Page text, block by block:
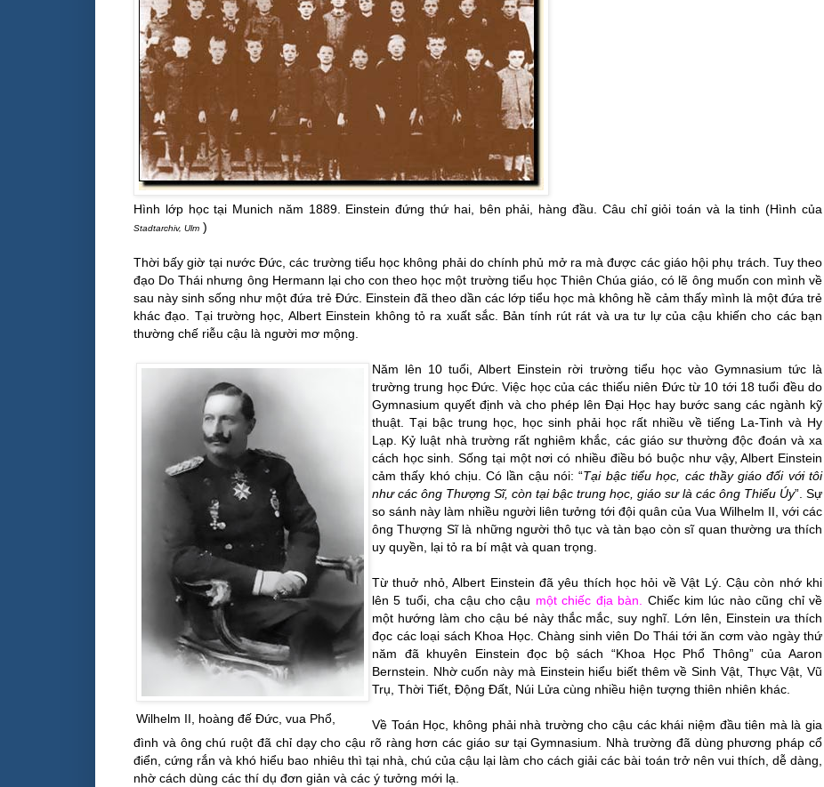
Hình lớp học tại Munich năm 1889. Einstein đứng thứ hai, bên phải, hàng đầu Câu chỉ giỏi toán và la tinh (Hình của
Stadtarchiv, Ulm )
Thời bấy giờ tại nước Đức, các trường tiểu học không phải do chính phủ mở ra mà được các giáo hội phụ trách. Tuy theo
đạo Do Thái nhưng ông Hermann lại cho con theo học một trường tiểu học Thiên Chúa giáo, có lẽ ông muốn con mình về
sau này sinh sống như một đứa trẻ Đức. Einstein đã theo dần các lớp tiểu học mà không hề cảm thấy mình là một đứa trẻ
khác đạo. Tại trường học, Albert Einstein không tỏ ra xuất sắc. Bản tính rút rát và ưa tư lự của cậu khiến cho các bạn
thường chế riễu cậu là người mơ mộng.
Wilhelm II, hoàng đế Đức, vua Phổ,
Năm lên 10 tuổi, Albert Einstein rời trường tiểu học vào Gymnasium tức là
trường trung học Đức. Việc học của các thiếu niên Đức từ 10 tới 18 tuổi đều do
Gymnasium quyết định và cho phép lên Đại Học hay bước sang các ngành kỹ
thuật. Tại bậc trung học, học sinh phải học rất nhiều về tiếng La-Tinh và Hy
Lạp. Kỷ luật nhà trường rất nghiêm khắc, các giáo sư thường độc đoán và xa
cách học sinh. Sống tại một nơi có nhiều điều bó buộc như vậy, Albert Einstein
cảm thấy khó chịu. Có lần cậu nói: “Tại bậc tiểu học, các thầy giáo đối với tôi
như các ông Thượng Sĩ, còn tại bậc trung học, giáo sư là các ông Thiếu Úy”. Sự
so sánh này làm nhiều người liên tưởng tới đội quân của Vua Wilhelm II, với các
ông Thượng Sĩ là những người thô tục và tàn bạo còn sĩ quan thường ưa thích
uy quyền, lại tỏ ra bí mật và quan trọng.
Từ thuở nhỏ, Albert Einstein đã yêu thích học hỏi về Vật Lý. Cậu còn nhớ khi
lên 5 tuổi, cha cậu cho cậu một chiếc địa bàn
Chiếc kim lúc nào cũng chỉ về
một hướng làm cho cậu bé này thắc mắc, suy nghĩ. Lớn lên, Einstein ưa thích
đọc các loại sách Khoa Học. Chàng sinh viên Do Thái tới ăn cơm vào ngày thứ
năm đã khuyên Einstein đọc bộ sách “Khoa Học Phổ Thông” của Aaron
Bernstein. Nhờ cuốn này mà Einstein hiểu biết thêm về Sinh Vật, Thực Vật, Vũ
Trụ, Thời Tiết, Động Đất, Núi Lửa cùng nhiều hiện tượng thiên nhiên khác.
Về Toán Học, không phải nhà trường cho cậu các khái niệm đầu tiên mà là gia
đình và ông chú ruột đã chỉ dạy cho cậu rõ ràng hơn các giáo sư tại Gymnasium. Nhà trường đã dùng phương pháp cổ
điển, cứng rắn và khó hiểu bao nhiêu thì tại nhà, chú của cậu lại làm cho cách giải các bài toán trở nên vui thích, dễ dàng,
nhờ cách dùng các thí dụ đơn giản và các ý tưởng mới lạ.